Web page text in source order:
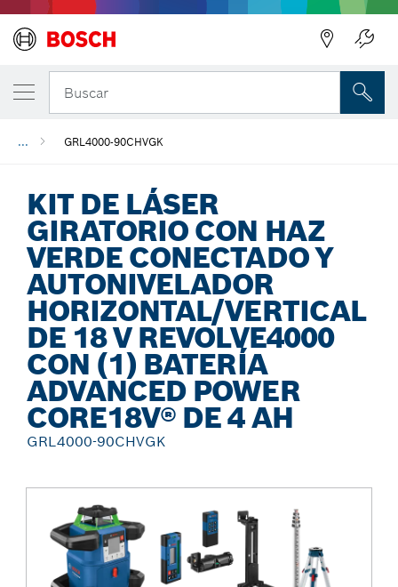
Buscar
... GRL4000-90CHVGK
KIT DE LÁSER
GIRATORIO CON HAZ
VERDE CONECTADO Y
AUTONIVELADOR
HORIZONTAL/VERTICAL
DE 18 V REVOLVE4000
CON (1) BATERÍA
ADVANCED POWER
CORE18V® DE 4 AH
GRL4000-90CHVGK